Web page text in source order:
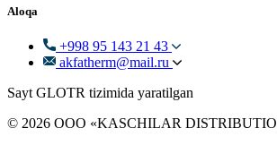
Aloqa
+998 95 143 21 43
akfatherm@mail.ru
Sayt GLOTR tizimida yaratilgan
© 2026 ООО «KASCHILAR